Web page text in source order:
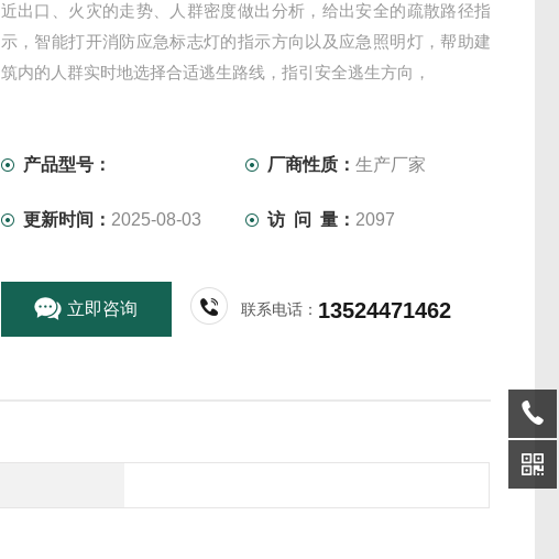
近出口、火灾的走势、人群密度做出分析，给出安全的疏散路径指
示，智能打开消防应急标志灯的指示方向以及应急照明灯，帮助建
筑内的人群实时地选择合适逃生路线，指引安全逃生方向，
产品型号： 厂商性质：生产厂家
更新时间： 2025-08-03 访 问 量： 2097
立即咨询 联系电话： 13524471462